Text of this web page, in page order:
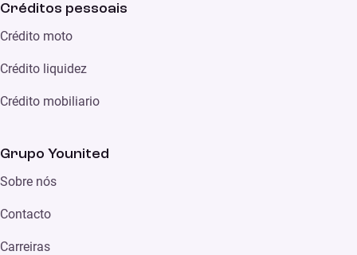
Créditos pessoais
Crédito moto
Crédito liquidez
Crédito mobiliario
Grupo Younited
Sobre nós
Contacto
Carreiras